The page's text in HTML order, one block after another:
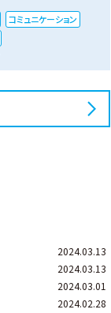
コミュニケーション
2024.03.13
2024.03.13
2024.03.01
2024.02.28